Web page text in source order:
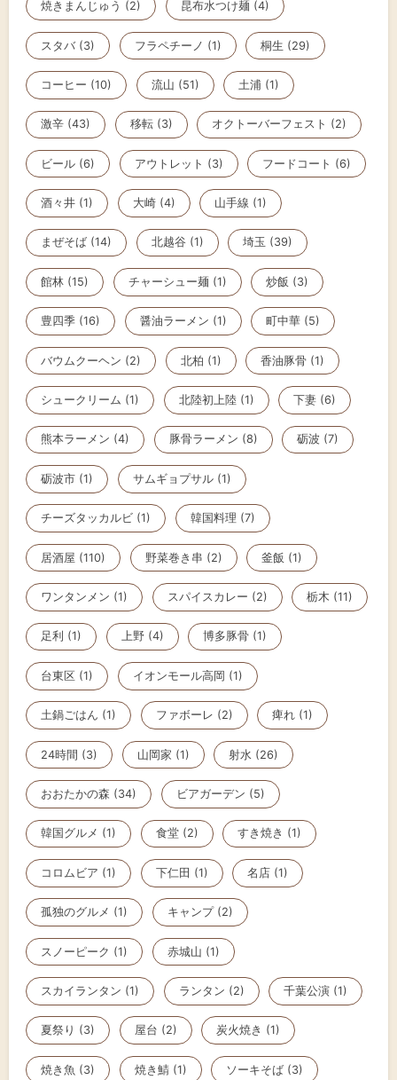
焼きまんじゅう (2) 昆布水つけ麺 (4)
スタバ (3) フラペチーノ (1) 桐生 (29)
コーヒー (10) 流山 (51) 土浦 (1)
激辛 (43) 移転 (3) オクトーバーフェスト (2)
ビール (6) アウトレット (3) フードコート (6)
酒々井 (1) 大崎 (4) 山手線 (1)
まぜそば (14) 北越谷 (1) 埼玉 (39)
館林 (15) チャーシュー麺 (1) 炒飯 (3)
豊四季 (16) 醤油ラーメン (1) 町中華 (5)
バウムクーヘン (2) 北柏 (1) 香油豚骨 (1)
シュークリーム (1) 北陸初上陸 (1) 下妻 (6)
熊本ラーメン (4) 豚骨ラーメン (8) 砺波 (7)
砺波市 (1) サムギョプサル (1)
チーズタッカルビ (1) 韓国料理 (7)
居酒屋 (110) 野菜巻き串 (2) 釜飯 (1)
ワンタンメン (1) スパイスカレー (2) 栃木 (11)
足利 (1) 上野 (4) 博多豚骨 (1)
台東区 (1) イオンモール高岡 (1)
土鍋ごはん (1) ファボーレ (2) 痺れ (1)
24時間 (3) 山岡家 (1) 射水 (26)
おおたかの森 (34) ビアガーデン (5)
韓国グルメ (1) 食堂 (2) すき焼き (1)
コロムビア (1) 下仁田 (1) 名店 (1)
孤独のグルメ (1) キャンプ (2)
スノーピーク (1) 赤城山 (1)
スカイランタン (1) ランタン (2) 千葉公演 (1)
夏祭り (3) 屋台 (2) 炭火焼き (1)
焼き魚 (3) 焼き鯖 (1) ソーキそば (3)